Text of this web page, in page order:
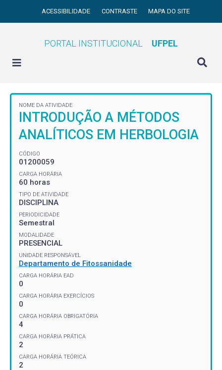
ACESSIBILIDADE CONTRASTE MAPA DO SITE
PORTAL INSTITUCIONAL UFPEL
NOME DA ATIVIDADE
INTRODUÇÃO A MÉTODOS
ANALÍTICOS EM HERBOLOGIA
CÓDIGO
01200059
CARGA HORÁRIA
60 horas
TIPO DE ATIVIDADE
DISCIPLINA
PERIODICIDADE
Semestral
MODALIDADE
PRESENCIAL
UNIDADE RESPONSÁVEL
Departamento de Fitossanidade
CARGA HORÁRIA EAD
0
CARGA HORÁRIA EXERCÍCIOS
0
CARGA HORÁRIA OBRIGATÓRIA
4
CARGA HORÁRIA PRÁTICA
2
CARGA HORÁRIA TEÓRICA
2